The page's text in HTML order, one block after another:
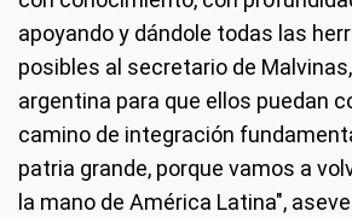
apoyando y dándole todas las
posibles al secretario de
argentina para que ellos puedan
camino de integración
patria grande, porque vamos a
la mano de América Latina",